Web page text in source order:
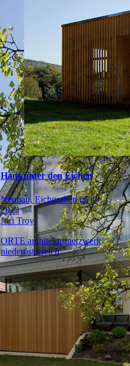
Haus unter den Eichen
Neubau, Eichgraben (A) -
2013
Juri Troy
ORTE architekturnetzwerk
niederösterreich